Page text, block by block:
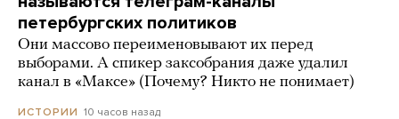
петербургских политиков
Они массово переименовывают их перед
выборами. А спикер заксобрания даже удалил
канал в «Максе» (Почему? Никто не понимает)
ИСТОРИИ 10 часов назад